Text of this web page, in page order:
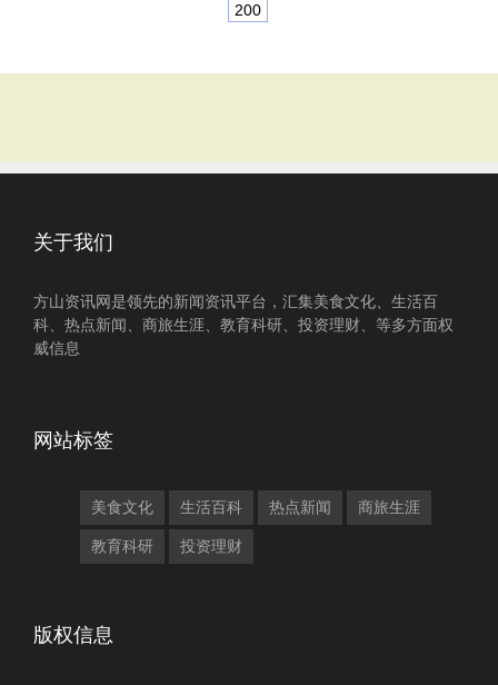
200
关于我们
方山资讯网是领先的新闻资讯平台，汇集美食文化、生活百
科、热点新闻、商旅生涯、教育科研、投资理财、等多方面权
威信息
网站标签
美食文化 生活百科 热点新闻 商旅生涯
教育科研 投资理财
版权信息